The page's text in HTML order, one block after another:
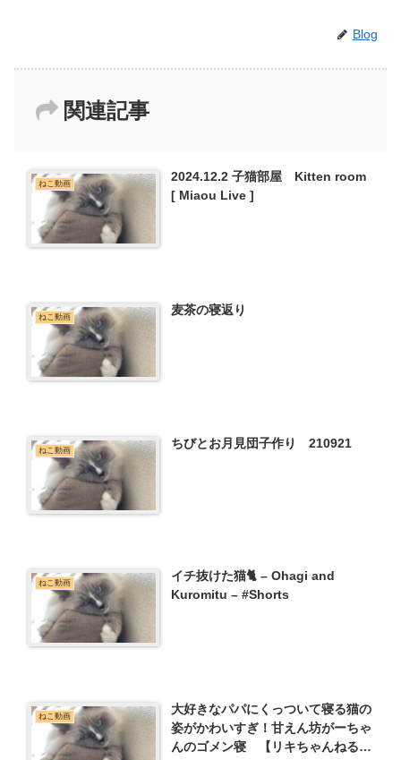
Blog
関連記事
ねこ動画
2024.12.2 子猫部屋 Kitten room
[ Miaou Live ]
ねこ動画 麦茶の寝返り
ねこ動画 ちびとお月見団子作り 210921
ねこ動画
イチ抜けた猫🐈 – Ohagi and
Kuromitu – #Shorts
ねこ動画
大好きなパパにくっついて寝る猫の
姿がかわいすぎ！甘えん坊がーちゃ
んのゴメン寝 【リキちゃんねる